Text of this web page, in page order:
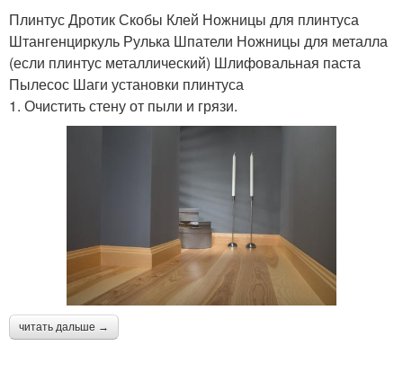
Плинтус Дротик Скобы Клей Ножницы для плинтуса
Штангенциркуль Рулька Шпатели Ножницы для металла
(если плинтус металлический) Шлифовальная паста
Пылесос Шаги установки плинтуса
1. Очистить стену от пыли и грязи.
читать дальше →